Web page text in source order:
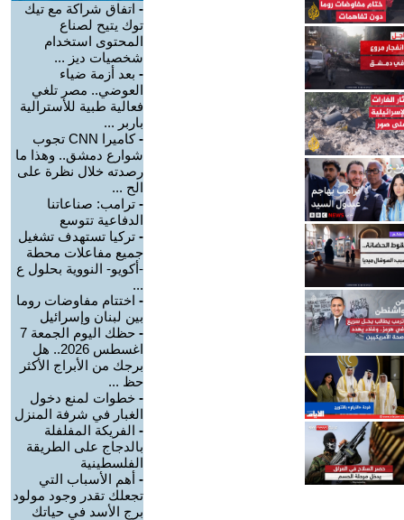
- اتفاق شراكة مع تيك
توك يتيح لصناع
المحتوى استخدام
شخصيات ديز ...
- بعد أزمة ضياء
العوضي.. مصر تلغي
فعالية طبية للأسترالية
باربر ...
-
كاميرا CNN تجوب
شوارع دمشق.. وهذا ما
رصدته خلال نظرة على
الح ...
- ترامب: صناعاتنا
الدفاعية تتوسع
- تركيا تستهدف تشغيل
جميع مفاعلات محطة
-أكويو- النووية بحلول ع
...
- اختتام مفاوضات روما
بين لبنان وإسرائيل
-
حظك اليوم الجمعة 7
اغسطس 2026.. هل
برجك من الأبراج الأكثر
حظ ...
- خطوات لمنع دخول
الغبار في شرفة المنزل
- الفريكة المفلفلة
بالدجاج على الطريقة
الفلسطينية
- أهم الأسباب التي
تجعلك تقدر وجود مولود
برج الأسد في حياتك